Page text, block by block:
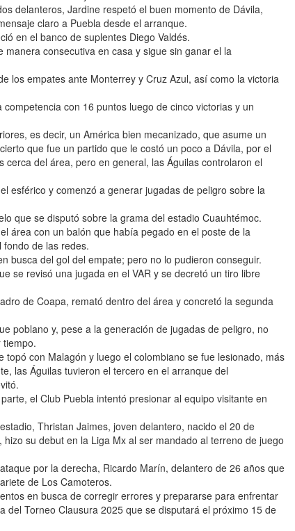
delanteros, Jardine respetó el buen momento de Dávila,
claro a Puebla desde el arranque.
en el banco de suplentes Diego Valdés.
consecutiva en casa y sigue sin ganar el la
los empates ante Monterrey y Cruz Azul, así como la victoria
con 16 puntos luego de cinco victorias y un
es decir, un América bien mecanizado, que asume un
que fue un partido que le costó un poco a Dávila, por el
del área, pero en general, las Águilas controlaron el
esférico y comenzó a generar jugadas de peligro sobre la
que se disputó sobre la grama del estadio Cuauhtémoc.
área con un balón que había pegado en el poste de la
de las redes.
busca del gol del empate; pero no lo pudieron conseguir.
se revisó una jugada en el VAR y se decretó un tiro libre
de Coapa, remató dentro del área y concretó la segunda
poblano y, pese a la generación de jugadas de peligro, no
tiempo.
con Malagón y luego el colombiano se fue lesionado, más
las Águilas tuvieron el tercero en el arranque del
el Club Puebla intentó presionar al equipo visitante en
Thristan Jaimes, joven delantero, nacido el 20 de
su debut en la Liga Mx al ser mandado al terreno de juego
por la derecha, Ricardo Marín, delantero de 26 años que
de Los Camoteros.
en busca de corregir errores y prepararse para enfrentar
del Torneo Clausura 2025 que se disputará el próximo 15 de